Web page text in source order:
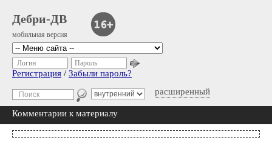
Дебри-ДВ
мобильная версия
расширенный
Логин Пароль
Регистрация / Забыли пароль?
Комментарии к материалу